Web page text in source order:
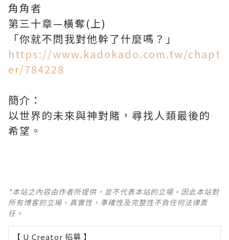
角角者
第三十章—橫奪(上)
「你就不問我對他幹了什麼嗎？」
https://www.kadokado.com.tw/chapt
er/784228
簡介：
以世界的未來與神對賭，尋找人類最後的
希望。
*本站之內容由作者所提供，並不代表本站的立場。因此本站對
所有博客的立場、真實性、準確性及完整性不負任何法律責
任。
【 U Creator 招募 】